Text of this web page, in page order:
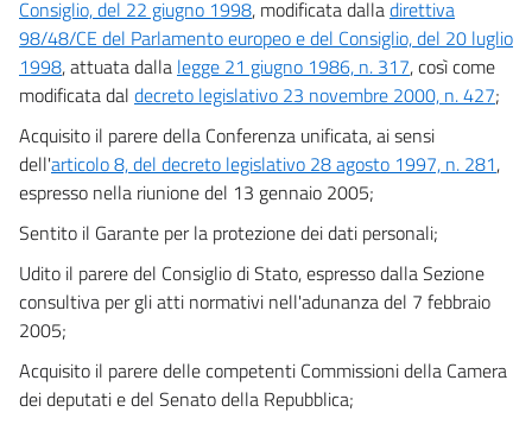
32 bis
33
34
35
36
37
Sezione III
38
Capo III
((GESTIONE, CONSERVAZIONE E ACCESSIBILITÀ DEI DOCUMENTI E
FASCICOLI INFORMATICI))
Consiglio, del 22 giugno 1998, modificata dalladirettiva
98/48/CE del Parlamento europeo e del Consiglio, del 20 luglio
1998, attuata dalla legge 21 giugno 1986, n. 317, così come
modificata dal decreto legislativo 23 novembre 2000, n. 427;
Acquisito il parere della Conferenza unificata, ai sensi
dell'articolo 8, del decreto legislativo 28 agosto 1997, n. 281,
espresso nella riunione del 13 gennaio 2005;
Sentito il Garante per la protezione dei dati personali;
Udito il parere del Consiglio di Stato, espresso dalla Sezione
consultiva per gli atti normativi nell'adunanza del 7 febbraio
2005;
Acquisito il parere delle competenti Commissioni della Camera
dei deputati e del Senato della Repubblica;